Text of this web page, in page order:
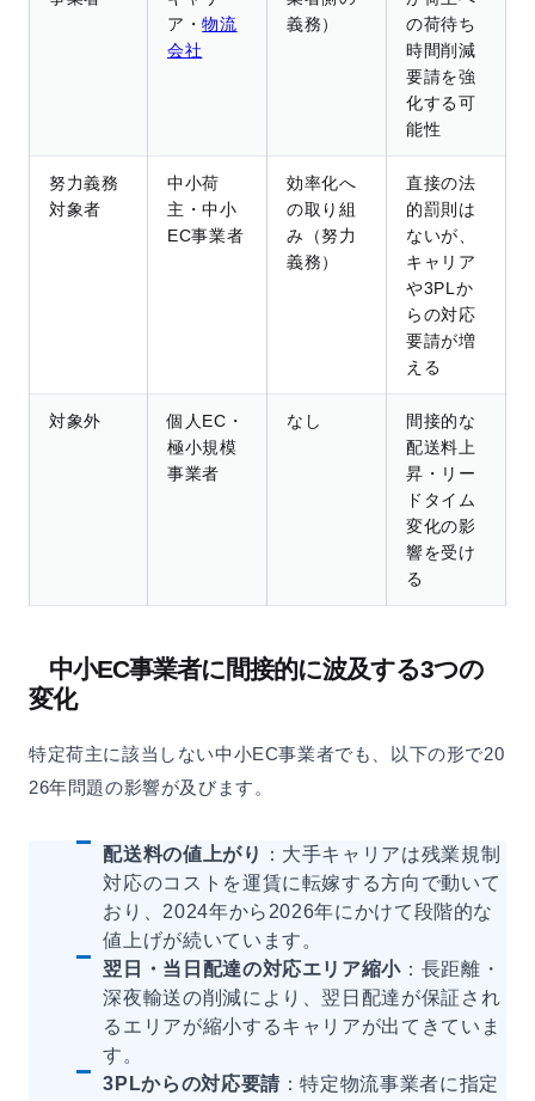
ア・物流
会社
義務）
の荷待ち
時間削減
要請を強
化する可
能性
努力義務
対象者
中小荷
主・中小
EC事業者
効率化へ
の取り組
み（努力
義務）
直接の法
的罰則は
ないが、
キャリア
や3PLか
らの対応
要請が増
える
対象外
個人EC・
極小規模
事業者
なし
間接的な
配送料上
昇・リー
ドタイム
変化の影
響を受け
る
中小EC事業者に間接的に波及する3つの
変化
特定荷主に該当しない中小EC事業者でも、以下の形で20
26年問題の影響が及びます。
配送料の値上がり
：大手キャリアは残業規制
対応のコストを運賃に転嫁する方向で動いて
おり、2024年から2026年にかけて段階的な
値上げが続いています。
翌日・当日配達の対応エリア縮小 ：長距離・
深夜輸送の削減により、翌日配達が保証され
るエリアが縮小するキャリアが出てきていま
す。
3PLからの対応要請：特定物流事業者に指定